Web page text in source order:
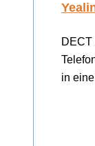
DECT
in